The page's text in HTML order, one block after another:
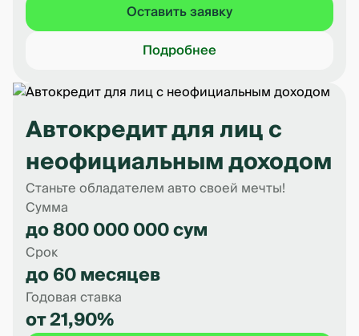
Оставить заявку
Подробнее
Автокредит для лиц с
неофициальным доходом
Станьте обладателем авто своей мечты!
Сумма
до 800 000 000 сум
Срок
до 60 месяцев
Годовая ставка
от 21,90%